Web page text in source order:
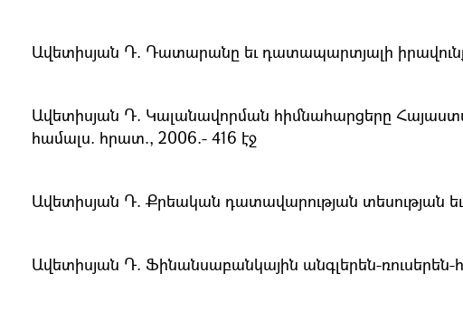
Ավետիսյան Դ. Դատարանը եւ դատապարտյալի
Ավետիսյան Դ. Կալանավորման հիմնահարցերը
համալս. հրատ., 2006.- 416 էջ
Ավետիսյան Դ. Քրեական դատավարության տեսության
Ավետիսյան Դ. Ֆինանսաբանկային անգլերեն-